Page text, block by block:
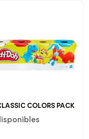
COLORS PACK